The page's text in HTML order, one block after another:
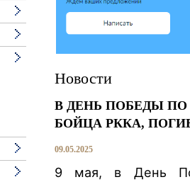
Новости
В ДЕНЬ ПОБЕДЫ
БОЙЦА РККА,
09.05.2025
9 мая, в День